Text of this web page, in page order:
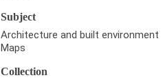
Subject
Architecture and built environment
Maps
Collection